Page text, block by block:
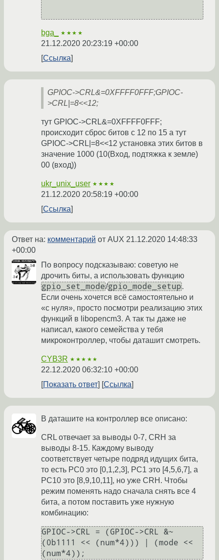
bga_ ★★★★
21.12.2020 20:23:19 +00:00
Ссылка
GPIOC->CRL&=0XFFFF0FFF;GPIOC-
>CRL|=8<<12;
тут GPIOC->CRL&=0XFFFF0FFF;
происходит сброс битов с 12 по 15 а тут
GPIOC->CRL|=8<<12 установка этих битов в
значение 1000 (10(Вход, подтяжка к земле)
00 (вход))
ukr_unix_user ★★★★
21.12.2020 20:58:19 +00:00
Ссылка
Ответ на: комментарий от AUX 21.12.2020 14:48:33
+00:00
По вопросу подсказываю: советую не
дрочить биты, а использовать функцию
gpio_set_mode/gpio_mode_setup.
Если очень хочется всё самостоятельно и
«с нуля», просто посмотри реализацию этих
функций в libopencm3. А так ты даже не
написал, какого семейства у тебя
микроконтроллер, чтобы даташит смотреть.
CYB3R ★★★★★
22.12.2020 06:32:10 +00:00
Показать ответ
Ссылка
В даташите на контроллер все описано:
CRL отвечает за выводы 0-7, CRH за
выводы 8-15. Каждому выводу
соответствует четыре подряд идущих бита,
то есть PC0 это [0,1,2,3], PC1 это [4,5,6,7], а
PC10 это [8,9,10,11], но уже CRH. Чтобы
режим поменять надо сначала снять все 4
бита, а потом поставить уже нужную
комбинацию:
GPIOC->CRL = (GPIOC->CRL &~
(0b1111 << (num*4))) | (mode <<